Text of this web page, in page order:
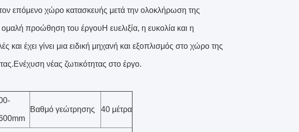
επόμενο χώρο κατασκευής μετά την ολοκλήρωση της
προώθηση του έργουΗ ευελιξία, η ευκολία και η
και έχει γίνει μια ειδική μηχανή και εξοπλισμός στο χώρο της
νέας ζωτικότητας στο έργο.
Βαθμό γεώτρησης 40 μέτρα